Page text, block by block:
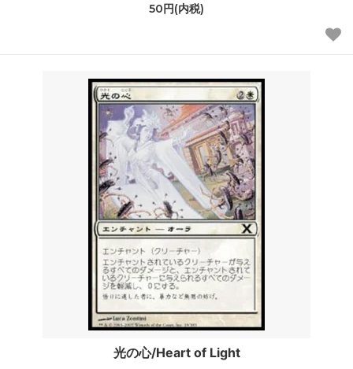
50円(内税)
光の心/Heart of Light